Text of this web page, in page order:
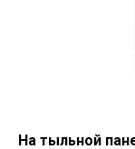
На тыльной